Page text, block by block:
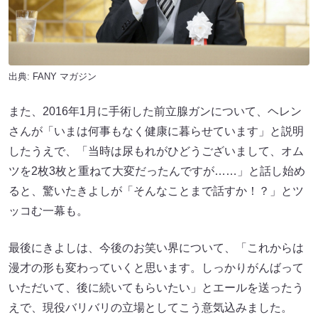
出典: FANY マガジン
また、2016年1月に手術した前立腺ガンについて、ヘレン
さんが「いまは何事もなく健康に暮らせています」と説明
したうえで、「当時は尿もれがひどうございまして、オム
ツを2枚3枚と重ねて大変だったんですが……」と話し始め
ると、驚いたきよしが「そんなことまで話すか！？」とツ
ッコむ一幕も。
最後にきよしは、今後のお笑い界について、「これからは
漫才の形も変わっていくと思います。しっかりがんばって
いただいて、後に続いてもらいたい」とエールを送ったう
えで、現役バリバリの立場としてこう意気込みました。